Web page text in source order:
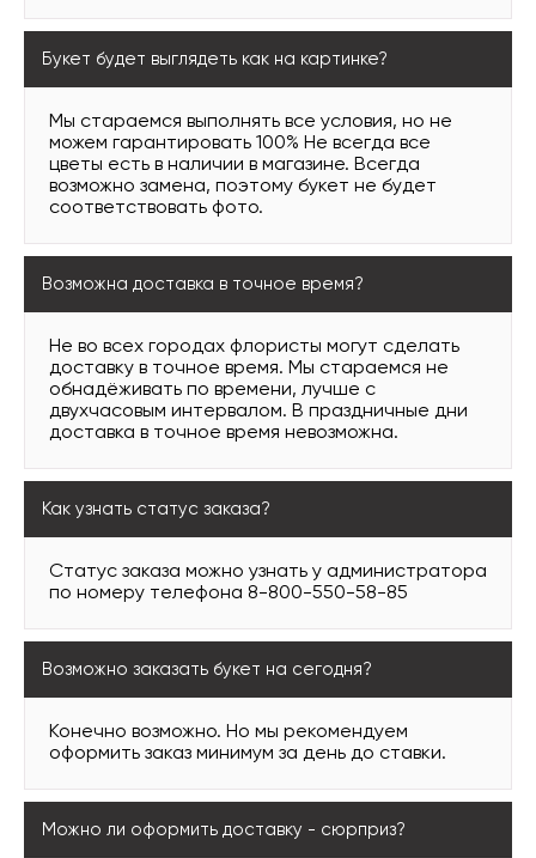
Букет будет выглядеть как на картинке?
Мы стараемся выполнять все условия, но не
можем гарантировать 100% Не всегда все
цветы есть в наличии в магазине. Всегда
возможно замена, поэтому букет не будет
соответствовать фото.
Возможна доставка в точное время?
Не во всех городах флористы могут сделать
доставку в точное время. Мы стараемся не
обнадёживать по времени, лучше с
двухчасовым интервалом. В праздничные дни
доставка в точное время невозможна.
Как узнать статус заказа?
Статус заказа можно узнать у администратора
по номеру телефона 8-800-550-58-85
Возможно заказать букет на сегодня?
Конечно возможно. Но мы рекомендуем
оформить заказ минимум за день до ставки.
Можно ли оформить доставку - сюрприз?